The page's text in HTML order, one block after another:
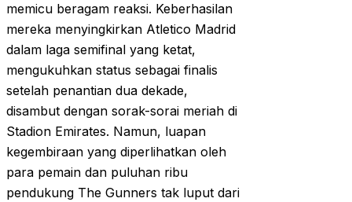
memicu beragam reaksi. Keberhasilan
mereka menyingkirkan Atletico Madrid
dalam laga semifinal yang ketat,
mengukuhkan status sebagai finalis
setelah penantian dua dekade,
disambut dengan sorak-sorai meriah di
Stadion Emirates. Namun, luapan
kegembiraan yang diperlihatkan oleh
para pemain dan puluhan ribu
pendukung The Gunners tak luput dari